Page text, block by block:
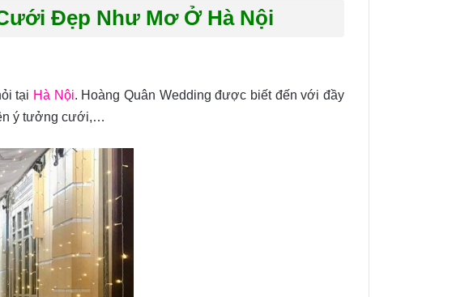
Đẹp Như Mơ Ở Hà Nội
tại Hà Nội. Hoàng Quân Wedding được biết đến với đầy
ý tưởng cưới,…